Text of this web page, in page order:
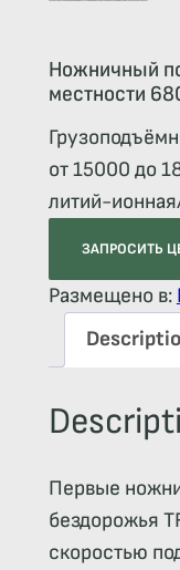
Ножничный
местности
от 15000 до
литий-
ЗАПРОСИТЬ
Размещено в:
Первые
бездорожья
скоростью